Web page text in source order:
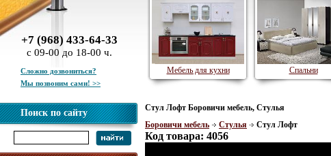
+7 (968) 433-64-33
с 09-00 до 18-00 ч.
Сложно дозвониться?
Мы позвоним сами! >>
Поиск по сайту
Мебель для кухни Спальни
Стул Лофт Боровичи мебель, Стулья
Боровичи мебель
Стулья Стул Лофт
Код товара: 4056